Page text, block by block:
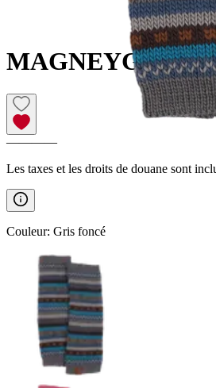
MAGNEYGuêtres
————
Les taxes et les droits de douane sont
Couleur: Gris foncé